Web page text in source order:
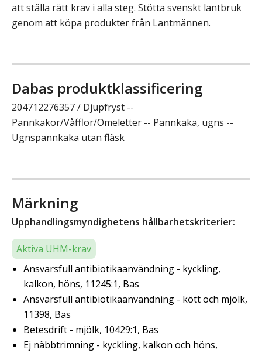
att ställa rätt krav i alla steg. Stötta svenskt lantbruk
genom att köpa produkter från Lantmännen.
Dabas produktklassificering
204712276357 / Djupfryst --
Pannkakor/Våfflor/Omeletter -- Pannkaka, ugns --
Ugnspannkaka utan fläsk
Märkning
Upphandlingsmyndighetens hållbarhetskriterier:
Aktiva UHM-krav
Ansvarsfull antibiotikaanvändning - kyckling,
kalkon, höns, 11245:1, Bas
Ansvarsfull antibiotikaanvändning - kött och mjölk,
11398, Bas
Betesdrift - mjölk, 10429:1, Bas
Ej näbbtrimning - kyckling, kalkon och höns,